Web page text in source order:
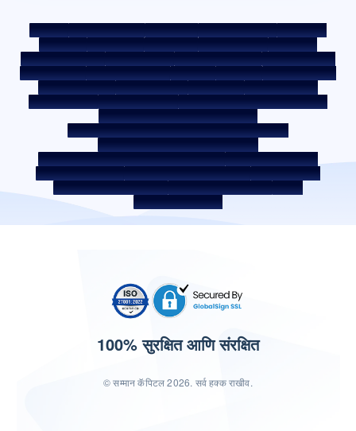
साईटमॅप फेअर प्रॅक्टिस कोड बेंचमार्क रेट्स KYC मार्गदर्शक तत्त्वे
डाउनलोड्स
सेल नोटीस
ऑक्शन पोर्टल कुकी पॉलिसी प्रायव्हसी पॉलिसी
अटी व शर्ती
व्हिसल ब्लोअर पॉलिसी
तक्रार पोस्ट करा तक्रार निवारण पॉलिसी
एन्व्हायरमेंट पॉलिसी
क्वॉलिटी पॉलिसी
सोशल मीडिया पॉलिसी अस्वीकृती इंटरेस्ट रेट
इंटरेस्ट रेट पॉलिसी
फी आणि अन्य शुल्क
आवश्यक डॉक्युमेंट प्रीपेमेंट शुल्क
ROI स्विच पॉलिसी
को-लेंडिंग पॉलिसी
को-लेंडिंग पार्टनरशिप
कर्जदाराचे शिक्षण - SMA/ NPA वर्गीकरण
कर्जदार जागरूकता - RBI ओम्बड्समॅन स्कीम
कर्जदार जागरूकता - प्रॉपर्टी डॉक्युमेंट्स हस्तांतरणाची प्रक्रिया
कॉर्पोरेट गव्हर्नन्स वरील अंतर्गत मार्गदर्शक तत्त्वे
SARFAESI कायदा 2002 अंतर्गत सुरक्षित मालमत्ता
बंद केलेले सर्व्हिस प्रदाता
डिजिटल सोर्सिंग पार्टनर
लिक्विडिटी रिस्क वरील डिस्क्लोजर
डिजिटल सर्व्हिसेस
सीकेवायसी जागरूकता व्हिडिओ
सीकेवायसी जागरुकता फोटो
CSR
भारतातील होम लोकेशन
100% सुरक्षित आणि संरक्षित
© सम्मान कॅपिटल 2026. सर्व हक्क राखीव.